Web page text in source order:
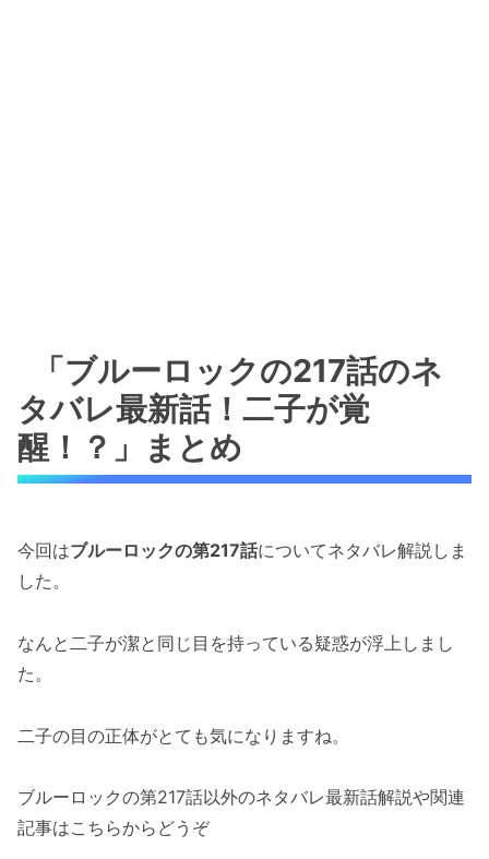
「ブルーロックの217話のネ
タバレ最新話！二子が覚
醒！？」まとめ
今回はブルーロックの第217話についてネタバレ解説しま
した。
なんと二子が潔と同じ目を持っている疑惑が浮上しまし
た。
二子の目の正体がとても気になりますね。
ブルーロックの第217話以外のネタバレ最新話解説や関連
記事はこちらからどうぞ